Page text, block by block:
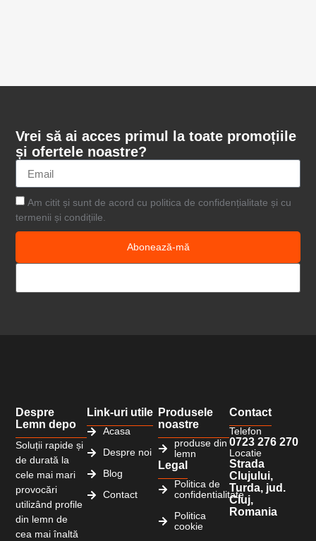
Vrei să ai acces primul la toate promoțiile
și ofertele noastre?
Am citit și sunt de acord cu politica de confidențialitate și cu
termenii și condițiile.
Abonează-mă
Despre
Lemn depo
Soluții rapide și
de durată la
cele mai mari
provocări
utilizând profile
din lemn de
cea mai înaltă
Link-uri utile
Acasa
Despre noi
Blog
Contact
Produsele
noastre
produse din
lemn
Legal
Politica de
confidentialitate
Politica
cookie
Contact
Telefon
0723 276 270
Locatie
Strada
Clujului,
Turda, jud.
Cluj,
Romania